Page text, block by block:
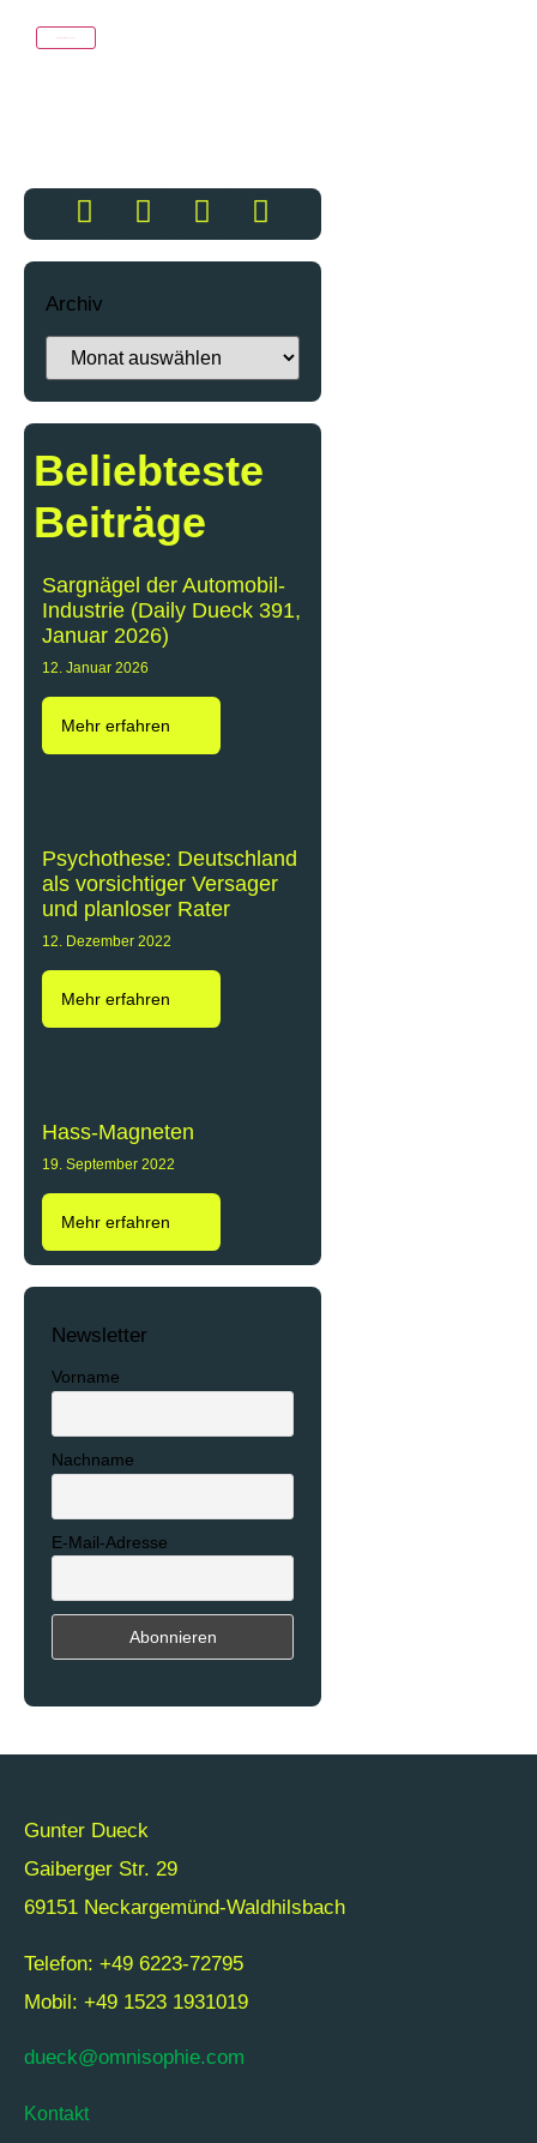
Archiv
Beliebteste
Beiträge
Sargnägel der Automobil-
Industrie (Daily Dueck 391,
Januar 2026)
12. Januar 2026
Mehr erfahren
Psychothese: Deutschland
als vorsichtiger Versager
und planloser Rater
12. Dezember 2022
Mehr erfahren
Hass-Magneten
19. September 2022
Mehr erfahren
Newsletter
Vorname
Nachname
E-Mail-Adresse
Gunter Dueck
Gaiberger Str. 29
69151 Neckargemünd-Waldhilsbach
Telefon: +49 6223-72795
Mobil: +49 1523 1931019
dueck@omnisophie.com
Kontakt